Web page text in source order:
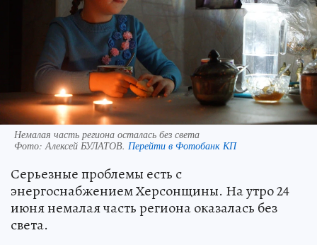
Немалая часть региона осталась без света
Фото: Алексей БУЛАТОВ. Перейти в Фотобанк КП
Серьезные проблемы есть с
энергоснабжением Херсонщины. На утро 24
июня немалая часть региона оказалась без
света.